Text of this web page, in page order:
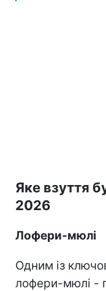
Яке взуття
2026
Лофери-мюлі
Одним із
лофери-мюлі -